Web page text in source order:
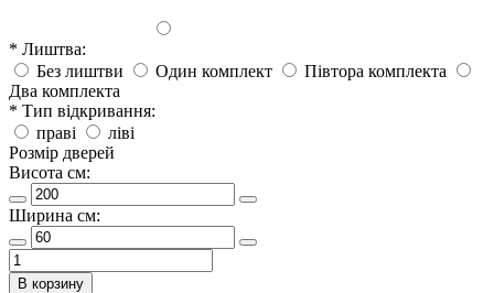
* Лиштва:
Без лиштви
Один комплект
Півтора комплекта
Два комплекта
* Тип відкривання:
праві
ліві
Розмір дверей
Висота см:
Ширина см:
В корзину